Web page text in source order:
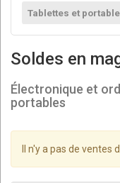
Tablettes et
Soldes en
Électronique et
portables
Il n'y a pas de